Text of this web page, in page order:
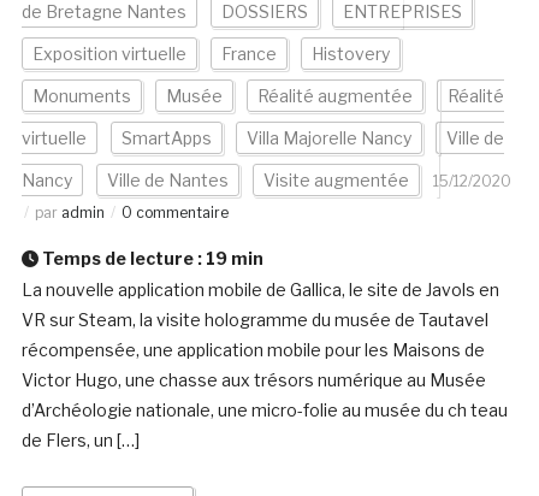
de Bretagne Nantes DOSSIERS ENTREPRISES
Exposition virtuelle France Histovery
Monuments Musée Réalité augmentée Réalité
virtuelle SmartApps Villa Majorelle Nancy Ville de
Nancy Ville de Nantes Visite augmentée
15/12/2020
par admin 0 commentaire
Temps de lecture : 19 min
La nouvelle application mobile de Gallica, le site de Javols en
VR sur Steam, la visite hologramme du musée de Tautavel
récompensée, une application mobile pour les Maisons de
Victor Hugo, une chasse aux trésors numérique au Musée
d’Archéologie nationale, une micro-folie au musée du ch teau
de Flers, un […]